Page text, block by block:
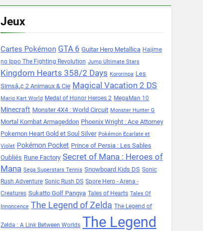
Jeux
Cartes Pokémon GTA 6 Guitar Hero Metallica Hajime
no Ippo The Fighting Revolution Jump Ultimate Stars
Kingdom Hearts 358/2 Days Kororinpa Les
Simsâ„¢ 2 Animaux & Cie Magical Vacation 2 DS
Mario Kart World Medal of Honor Heroes 2 MegaMan 10
Minecraft Monster 4X4 : World Circuit Monster Hunter G
Mortal Kombat Armageddon Phoenix Wright : Ace Attorney
Pokemon Heart Gold et Soul Silver Pokémon Ecarlate et
Violet Pokémon Pocket Prince of Persia : Les Sables
Oubliés Rune Factory Secret of Mana : Heroes of
Mana Sega Superstars Tennis Snowboard Kids DS Sonic
Rush Adventure Sonic Rush DS Spore Hero - Arena -
Creatures Sukatto Golf Pangya Tales of Hearts Tales Of
Innoncence The Legend of Zelda The Legend of
Zelda : A Link Between Worlds The Legend